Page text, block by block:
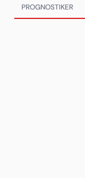
PROGNOSTIKER